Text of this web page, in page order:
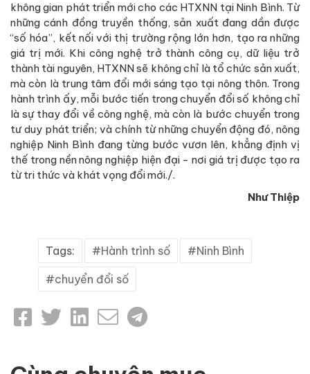
không gian phát triển mới cho các HTXNN tại Ninh Bình. Từ
những cánh đồng truyền thống, sản xuất đang dần được
“số hóa”, kết nối với thị trường rộng lớn hơn, tạo ra những
giá trị mới. Khi công nghệ trở thành công cụ, dữ liệu trở
thành tài nguyên, HTXNN sẽ không chỉ là tổ chức sản xuất,
mà còn là trung tâm đổi mới sáng tạo tại nông thôn. Trong
hành trình ấy, mỗi bước tiến trong chuyển đổi số không chỉ
là sự thay đổi về công nghệ, mà còn là bước chuyển trong
tư duy phát triển; và chính từ những chuyển động đó, nông
nghiệp Ninh Bình đang từng bước vươn lên, khẳng định vị
thế trong nền nông nghiệp hiện đại - nơi giá trị được tạo ra
từ tri thức và khát vọng đổi mới./.
Như Thiệp
Tags: Hành trình số Ninh Bình
chuyển đổi số